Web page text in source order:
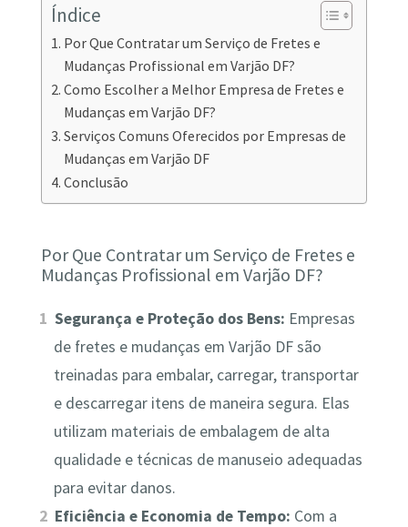
Índice
Por Que Contratar um Serviço de Fretes e
Mudanças Profissional em Varjão DF?
Como Escolher a Melhor Empresa de Fretes e
Mudanças em Varjão DF?
Serviços Comuns Oferecidos por Empresas de
Mudanças em Varjão DF
Conclusão
Por Que Contratar um Serviço de Fretes e
Mudanças Profissional em Varjão DF?
Segurança e Proteção dos Bens: Empresas
de fretes e mudanças em Varjão DF são
treinadas para embalar, carregar, transportar
e descarregar itens de maneira segura. Elas
utilizam materiais de embalagem de alta
qualidade e técnicas de manuseio adequadas
para evitar danos.
Eficiência e Economia de Tempo: Com a